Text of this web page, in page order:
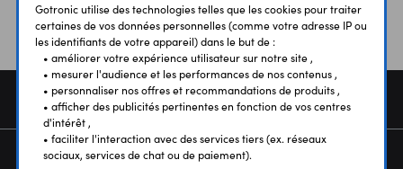
COMMANDE
SERVICES
Gotronic utilise des technologies telles que les cookies pour traiter
certaines de vos données personnelles (comme votre adresse IP ou
les identifiants de votre appareil) dans le but de :
• améliorer votre expérience utilisateur sur notre site ,
• mesurer l'audience et les performances de nos contenus ,
• personnaliser nos offres et recommandations de produits ,
• afficher des publicités pertinentes en fonction de vos centres
d'intérêt ,
• faciliter l'interaction avec des services tiers (ex. réseaux
sociaux, services de chat ou de paiement).